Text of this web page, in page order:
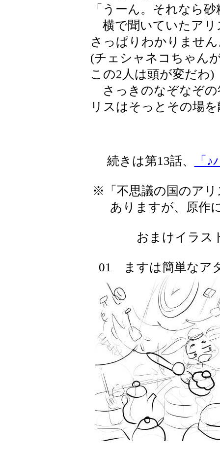
「うーん。それなら
横で聞いていたアリ
さっぱりわかりませ
(チェシャネコちゃん
この2人は頭が変だわ)
さっきのなぞなぞの
リスはそっとその場
続きは第13話、 「
※「不思議の国のアリ
ありますが、原作
おまけイラス
01 ますは簡単なア